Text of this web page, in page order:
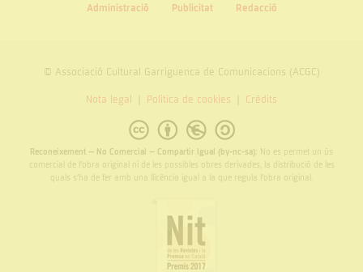
Administració Publicitat Redacció
© Associació Cultural Garriguenca de Comunicacions (ACGC)
Nota legal Politica de cookies Crèdits
Reconeixement – No Comercial – Compartir Igual (by-nc-sa): No es permet un ús
comercial de l’obra original ni de les possibles obres derivades, la distribució de les
quals s’ha de fer amb una llicència igual a la que regula l’obra original.